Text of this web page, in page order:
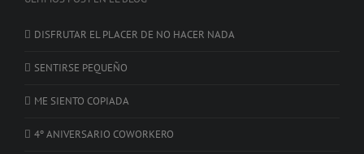
DISFRUTAR EL PLACER DE NO HACER NADA
SENTIRSE PEQUEÑO
ME SIENTO COPIADA
4º ANIVERSARIO COWORKERO